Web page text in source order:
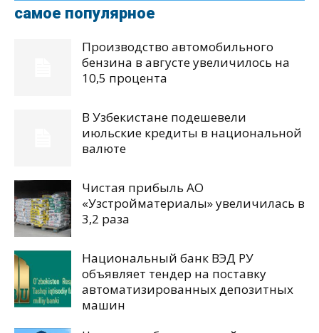
самое популярное
Производство автомобильного
бензина в августе увеличилось на
10,5 процента
В Узбекистане подешевели
июльские кредиты в национальной
валюте
Чистая прибыль АО
«Узстройматериалы» увеличилась в
3,2 раза
Национальный банк ВЭД РУ
объявляет тендер на поставку
автоматизированных депозитных
машин